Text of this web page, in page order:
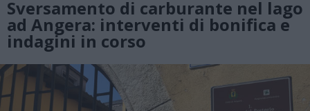
Sversamento di carburante nel lago
ad Angera: interventi di bonifica e
indagini in corso